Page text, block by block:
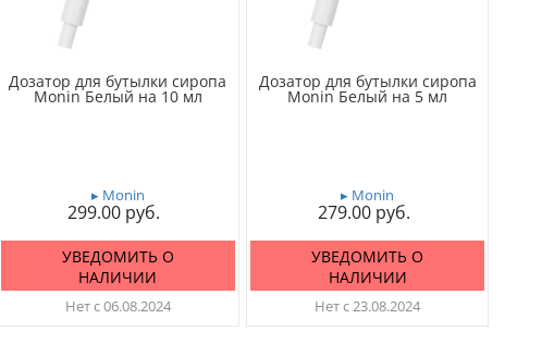
Дозатор для бутылки сиропа
Monin Белый на 10 мл
▸ Monin
299.00
УВЕДОМИТЬ О
НАЛИЧИИ
Нет с 06.08.2024
Дозатор для бутылки сиропа
Monin Белый на 5 мл
▸ Monin
279.00
УВЕДОМИТЬ О
НАЛИЧИИ
Нет с 23.08.2024